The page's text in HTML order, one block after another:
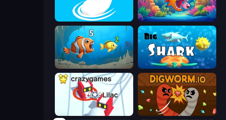
Ducklings Fish Frenzy
Hungry Ocean: Eat, Feed and Grow Fish Big Shark
Snowball.io Digworm.io